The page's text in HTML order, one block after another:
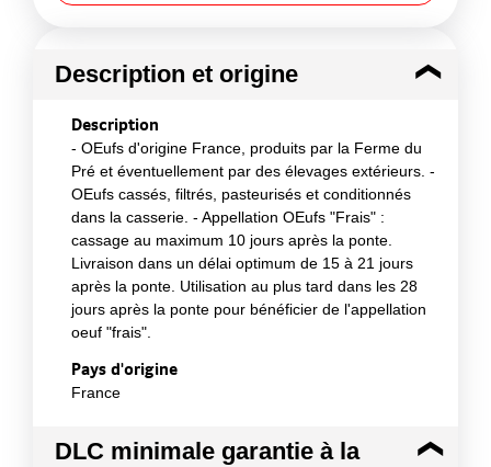
Description et origine
Description
- OEufs d'origine France, produits par la Ferme du
Pré et éventuellement par des élevages extérieurs. -
OEufs cassés, filtrés, pasteurisés et conditionnés
dans la casserie. - Appellation OEufs "Frais" :
cassage au maximum 10 jours après la ponte.
Livraison dans un délai optimum de 15 à 21 jours
après la ponte. Utilisation au plus tard dans les 28
jours après la ponte pour bénéficier de l'appellation
oeuf "frais".
Pays d'origine
France
DLC minimale garantie à la